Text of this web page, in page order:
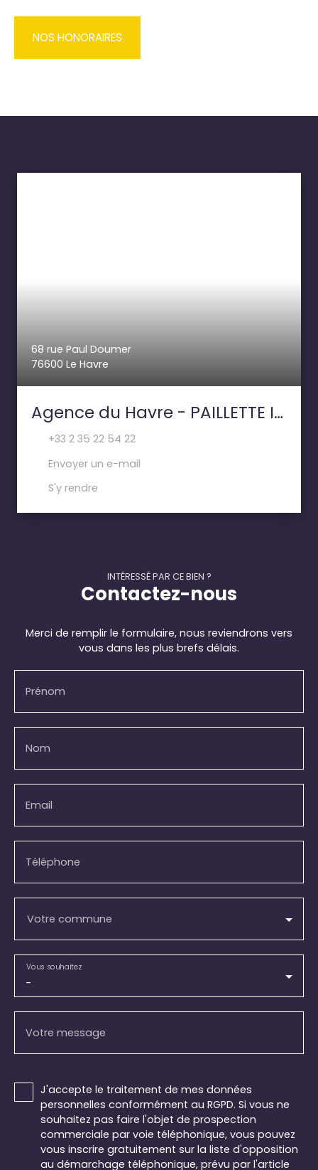
NOS HONORAIRES
68 rue Paul Doumer
76600 Le Havre
Agence du Havre - PAILLETTE IMMOBILIER
+33 2 35 22 54 22
Envoyer un e-mail
S'y rendre
INTÉRESSÉ PAR CE BIEN ?
Contactez-nous
Merci de remplir le formulaire, nous reviendrons vers
vous dans les plus brefs délais.
Prénom
Nom
Email
Téléphone
Votre commune
-
Vous souhaitez
Votre message
J'accepte le traitement de mes données
personnelles conformément au RGPD. Si vous ne
souhaitez pas faire l'objet de prospection
commerciale par voie téléphonique, vous pouvez
vous inscrire gratuitement sur la liste d'opposition
au démarchage téléphonique, prévu par l'article